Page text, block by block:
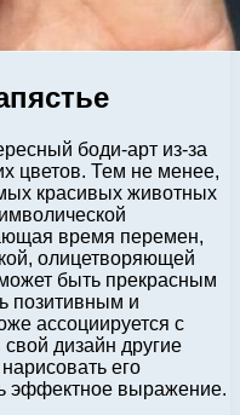
боди-арт из-за
цветов. Тем не менее,
красивых животных
время перемен,
олицетворяющей
быть прекрасным
позитивным и
ассоциируется с
дизайн другие
его
эффектное выражение.